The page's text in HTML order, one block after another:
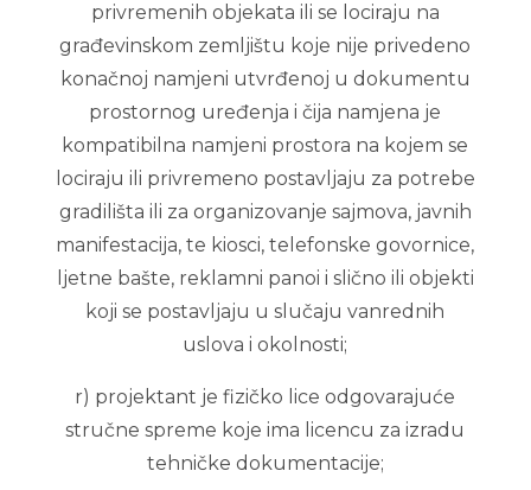
privremenih objekata ili se lociraju na
građevinskom zemljištu koje nije privedeno
konačnoj namjeni utvrđenoj u dokumentu
prostornog uređenja i čija namjena je
kompatibilna namjeni prostora na kojem se
lociraju ili privremeno postavljaju za potrebe
gradilišta ili za organizovanje sajmova, javnih
manifestacija, te kiosci, telefonske govornice,
ljetne bašte, reklamni panoi i slično ili objekti
koji se postavljaju u slučaju vanrednih
uslova i okolnosti;
r) projektant je fizičko lice odgovarajuće
stručne spreme koje ima licencu za izradu
tehničke dokumentacije;